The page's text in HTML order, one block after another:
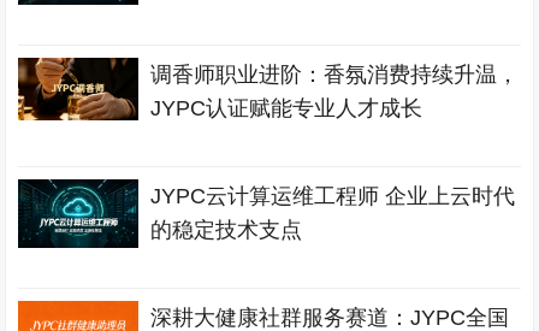
调香师职业进阶：香氛消费持续升温，
JYPC认证赋能专业人才成长
JYPC云计算运维工程师 企业上云时代
的稳定技术支点
深耕大健康社群服务赛道：JYPC全国